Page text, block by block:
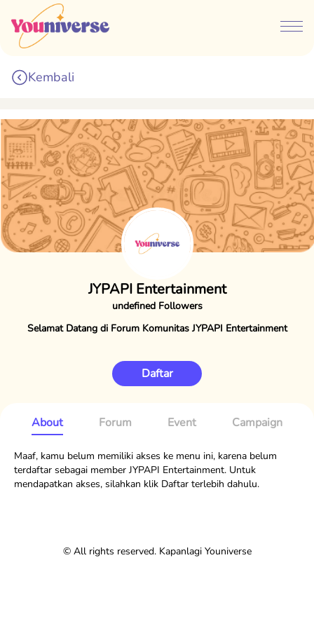
Kembali
JYPAPI Entertainment
undefined Followers
Selamat Datang di Forum Komunitas JYPAPI Entertainment
Daftar
About Forum Event Campaign
Maaf, kamu belum memiliki akses ke menu ini, karena belum
terdaftar sebagai member JYPAPI Entertainment. Untuk
mendapatkan akses, silahkan klik Daftar terlebih dahulu.
© All rights reserved. Kapanlagi Youniverse